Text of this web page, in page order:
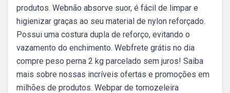
produtos. Webnão absorve suor, é fácil de limpar e
higienizar graças ao seu material de nylon reforçado.
Possui uma costura dupla de reforço, evitando o
vazamento do enchimento. Webfrete grátis no dia
compre peso perna 2 kg parcelado sem juros! Saiba
mais sobre nossas incríveis ofertas e promoções em
milhões de produtos. Webpar de tornozeleira